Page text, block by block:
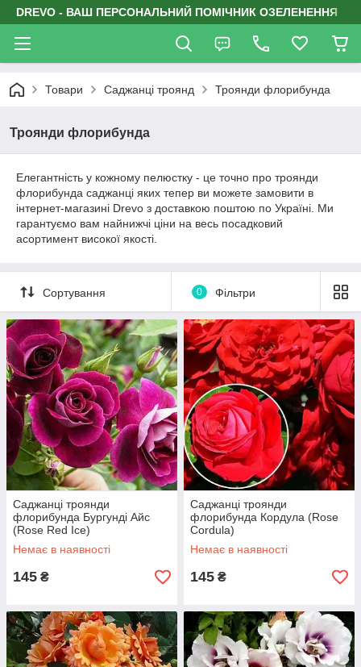
DREVO - ВАШ ПЕРСОНАЛЬНИЙ ПОМІЧНИК ОЗЕЛЕНЕННЯ
Товари Саджанці троянд Троянди флорибунда
Троянди флорибунда
Елегантність у кожному пелюстку - це точно про троянди
флорибунда саджанці яких тепер ви можете замовити в
інтернет-магазині Drevo з доставкою поштою по Україні. Ми
гарантуємо вам найнижчі ціни на весь посадковий
асортимент високої якості.
Сортування 0 Фільтри
Саджанці троянди
флорибунда Бургунді Айс
(Rose Red Ice)
Немає в наявності
145 ₴
Саджанці троянди
флорибунда Кордула (Rose
Cordula)
Немає в наявності
145 ₴